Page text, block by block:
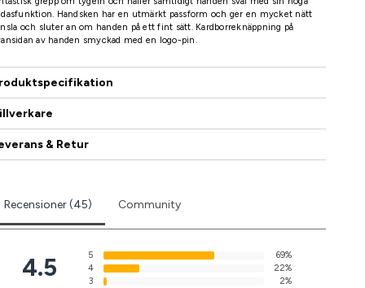
Handsken har en utmärkt passform och ger en mycket nätt
och sluter an om handen på ett fint sätt. Kardborreknäppning på
av handen smyckad med en logo-pin.
& Retur
Recensioner (45) Community
4.5 5
69%
4
22%
3
2%